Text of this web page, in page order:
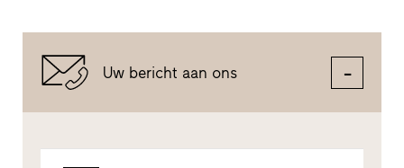
Uw bericht aan ons